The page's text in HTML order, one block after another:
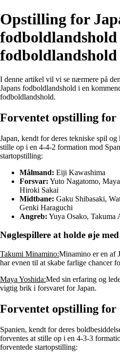
Opstilling for
fodboldlandshold
fodboldlandshold
I denne artikel vil vi se nærmere på
Japans fodboldlandshold i en
fodboldlandshold.
Forventet opstilling for
Japan, kendt for deres tekniske spil
stille op i en 4-4-2 formation mod
startopstilling:
Målmand: Eiji Kawashima
Forsvar: Yuto Nagatomo,
Hiroki Sakai
Midtbane: Gaku Shibasaki,
Genki Haraguchi
Angreb: Yuya Osako, Takuma
Nøglespillere at holde øje med
Takumi Minamino:Minamino er en af
har evnen til at skabe farlige chancer
Maya Yoshida:Med sin erfaring og
vigtig brik i forsvaret for Japan.
Forventet opstilling for
Spanien, kendt for deres
forventes at stille op i en 4-3-3
forventede startopstilling: